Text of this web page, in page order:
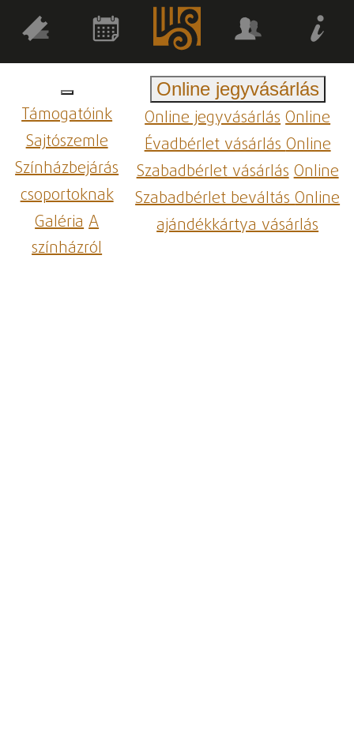
Támogatóink
Sajtószemle
Színházbejárás
csoportoknak
GalériaA
színházról
Online jegyvásárlás
Online jegyvásárlásOnline
Évadbérlet vásárlásOnline
Szabadbérlet vásárlásOnline
Szabadbérlet beváltásOnline
ajándékkártya vásárlás